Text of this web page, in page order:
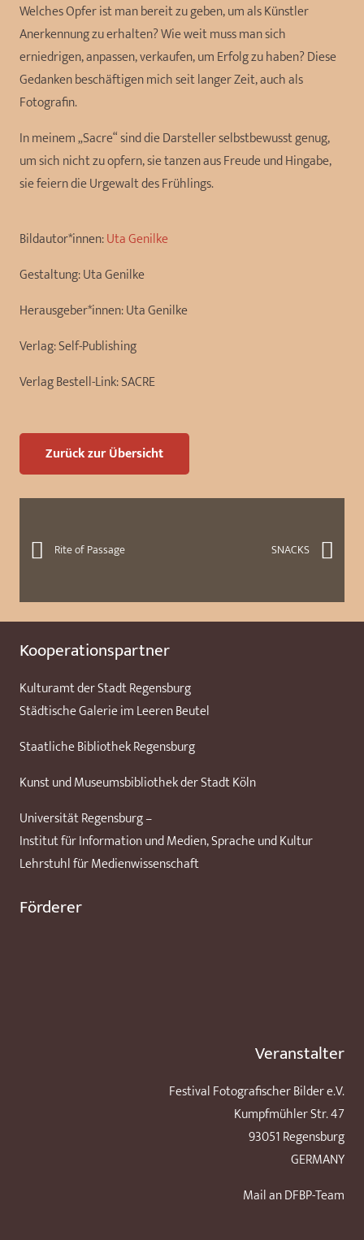
Welches Opfer ist man bereit zu geben, um als Künstler
Anerkennung zu erhalten? Wie weit muss man sich
erniedrigen, anpassen, verkaufen, um Erfolg zu haben? Diese
Gedanken beschäftigen mich seit langer Zeit, auch als
Fotografin.
In meinem „Sacre“ sind die Darsteller selbstbewusst genug,
um sich nicht zu opfern, sie tanzen aus Freude und Hingabe,
sie feiern die Urgewalt des Frühlings.
Bildautor*innen:Uta Genilke
Gestaltung:Uta Genilke
Herausgeber*innen:Uta Genilke
Verlag:Self-Publishing
Verlag Bestell-Link:SACRE
Zurück zur Übersicht
Rite of Passage SNACKS
Kooperationspartner
Kulturamt der Stadt Regensburg
Städtische Galerie im Leeren Beutel
Staatliche Bibliothek Regensburg
Kunst und Museumsbibliothek der Stadt Köln
Universität Regensburg –
Institut für Information und Medien, Sprache und Kultur
Lehrstuhl für Medienwissenschaft
Förderer
Veranstalter
Festival Fotografischer Bilder e.V.
Kumpfmühler Str. 47
93051 Regensburg
GERMANY
Mail an DFBP-Team